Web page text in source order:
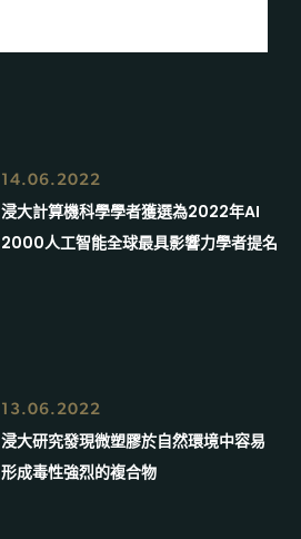
14.06.2022
浸大計算機科學學者獲選為2022年AI
2000人工智能全球最具影響力學者提名
13.06.2022
浸大研究發現微塑膠於自然環境中容易
形成毒性強烈的複合物